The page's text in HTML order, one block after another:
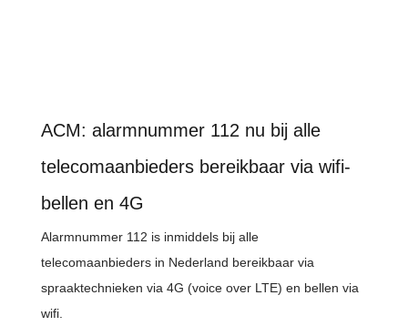
ACM: alarmnummer 112 nu bij alle
telecomaanbieders bereikbaar via wifi-
bellen en 4G
Alarmnummer 112 is inmiddels bij alle
telecomaanbieders in Nederland bereikbaar via
spraaktechnieken via 4G (voice over LTE) en bellen via
wifi.